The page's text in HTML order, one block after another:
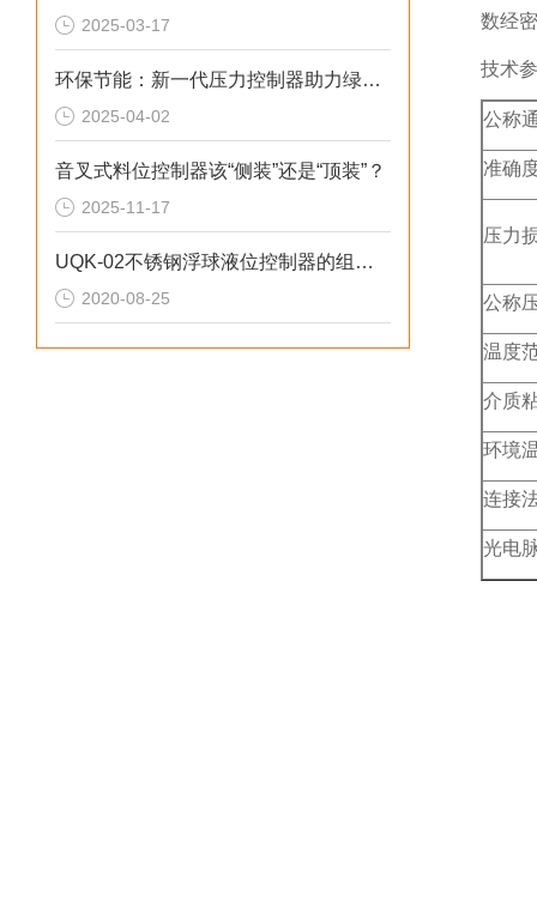
2025-03-17
环保节能：新一代压力控制器助力绿色制造
2025-04-02
音叉式料位控制器该“侧装”还是“顶装”？
2025-11-17
UQK-02不锈钢浮球液位控制器的组成部分和产品特色
2020-08-25
数经
技术
公称
准确
压力
公称
温度
介质
环境
连接
光电